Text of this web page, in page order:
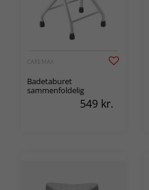
CAREMAX
Badetaburet
sammenfoldelig
549 kr.